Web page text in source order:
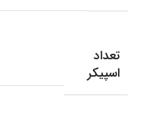
تعداد
اسپیکر